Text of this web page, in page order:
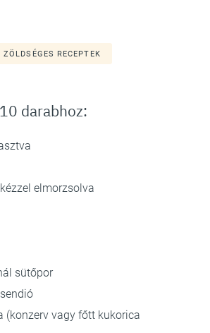
ZÖLDSÉGES RECEPTEK
darabhoz:
elmorzsolva
sütőpor
(konzerv vagy főtt kukorica